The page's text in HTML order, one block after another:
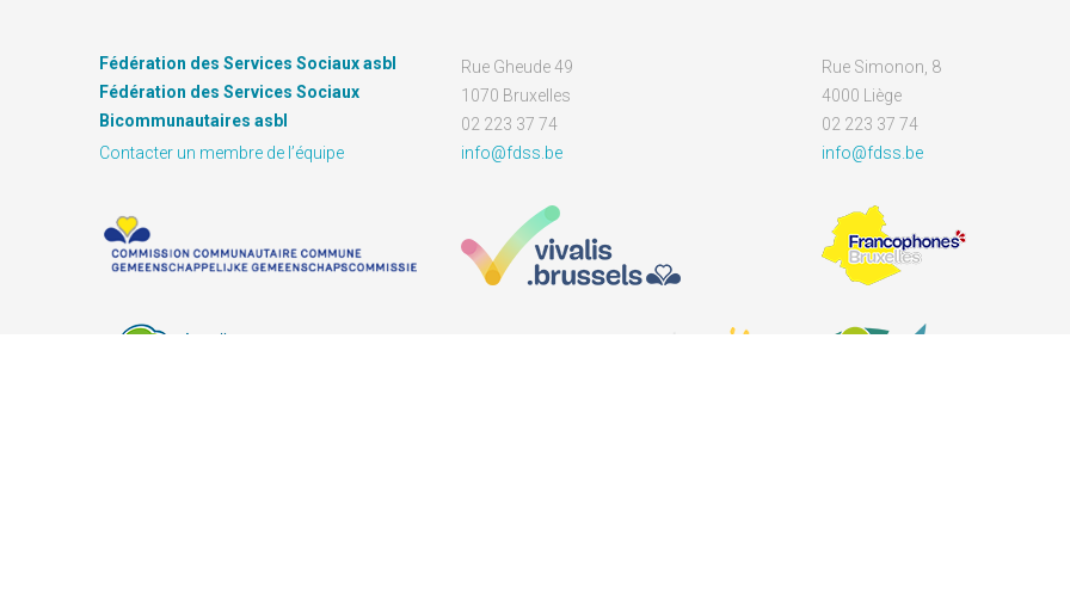
Fédération des Services Sociaux asbl
Fédération des Services Sociaux
Bicommunautaires asbl
Contacter un membre de l’équipe
Rue Gheude 49
1070 Bruxelles
02 223 37 74
info@fdss.be
Rue Simonon, 8
4000 Liège
02 223 37 74
info@fdss.be